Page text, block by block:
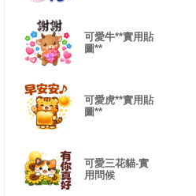
可愛牛**實用貼
圖**
可愛虎**實用貼
圖**
可愛三花貓-實
用問候